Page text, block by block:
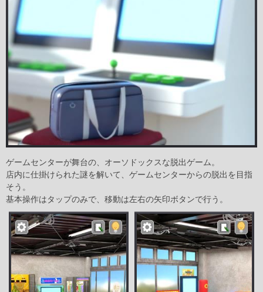
ゲームセンターが舞台の、オーソドックスな脱出ゲーム。
店内に仕掛けられた謎を解いて、ゲームセンターからの脱出を目指
そう。
基本操作はタップのみで、移動は左右の矢印ボタンで行う。